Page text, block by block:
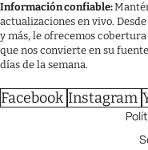
Información confiable:
actualizaciones en vivo.
y más, le ofrecemos
que nos convierte en su
días de la semana.
Facebook Instagram